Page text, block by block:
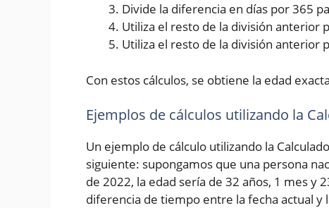
Divide la diferencia en días por 365
Utiliza el resto de la división anterior
Utiliza el resto de la división anterior
Con estos cálculos, se obtiene la edad
Ejemplos de cálculos utilizando la
Un ejemplo de cálculo utilizando la
siguiente: supongamos que una persona
de 2022, la edad sería de 32 años, 1 mes y
diferencia de tiempo entre la fecha actual y